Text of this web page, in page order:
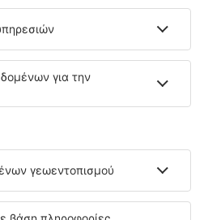
ιστότοποι
eDestinos.com